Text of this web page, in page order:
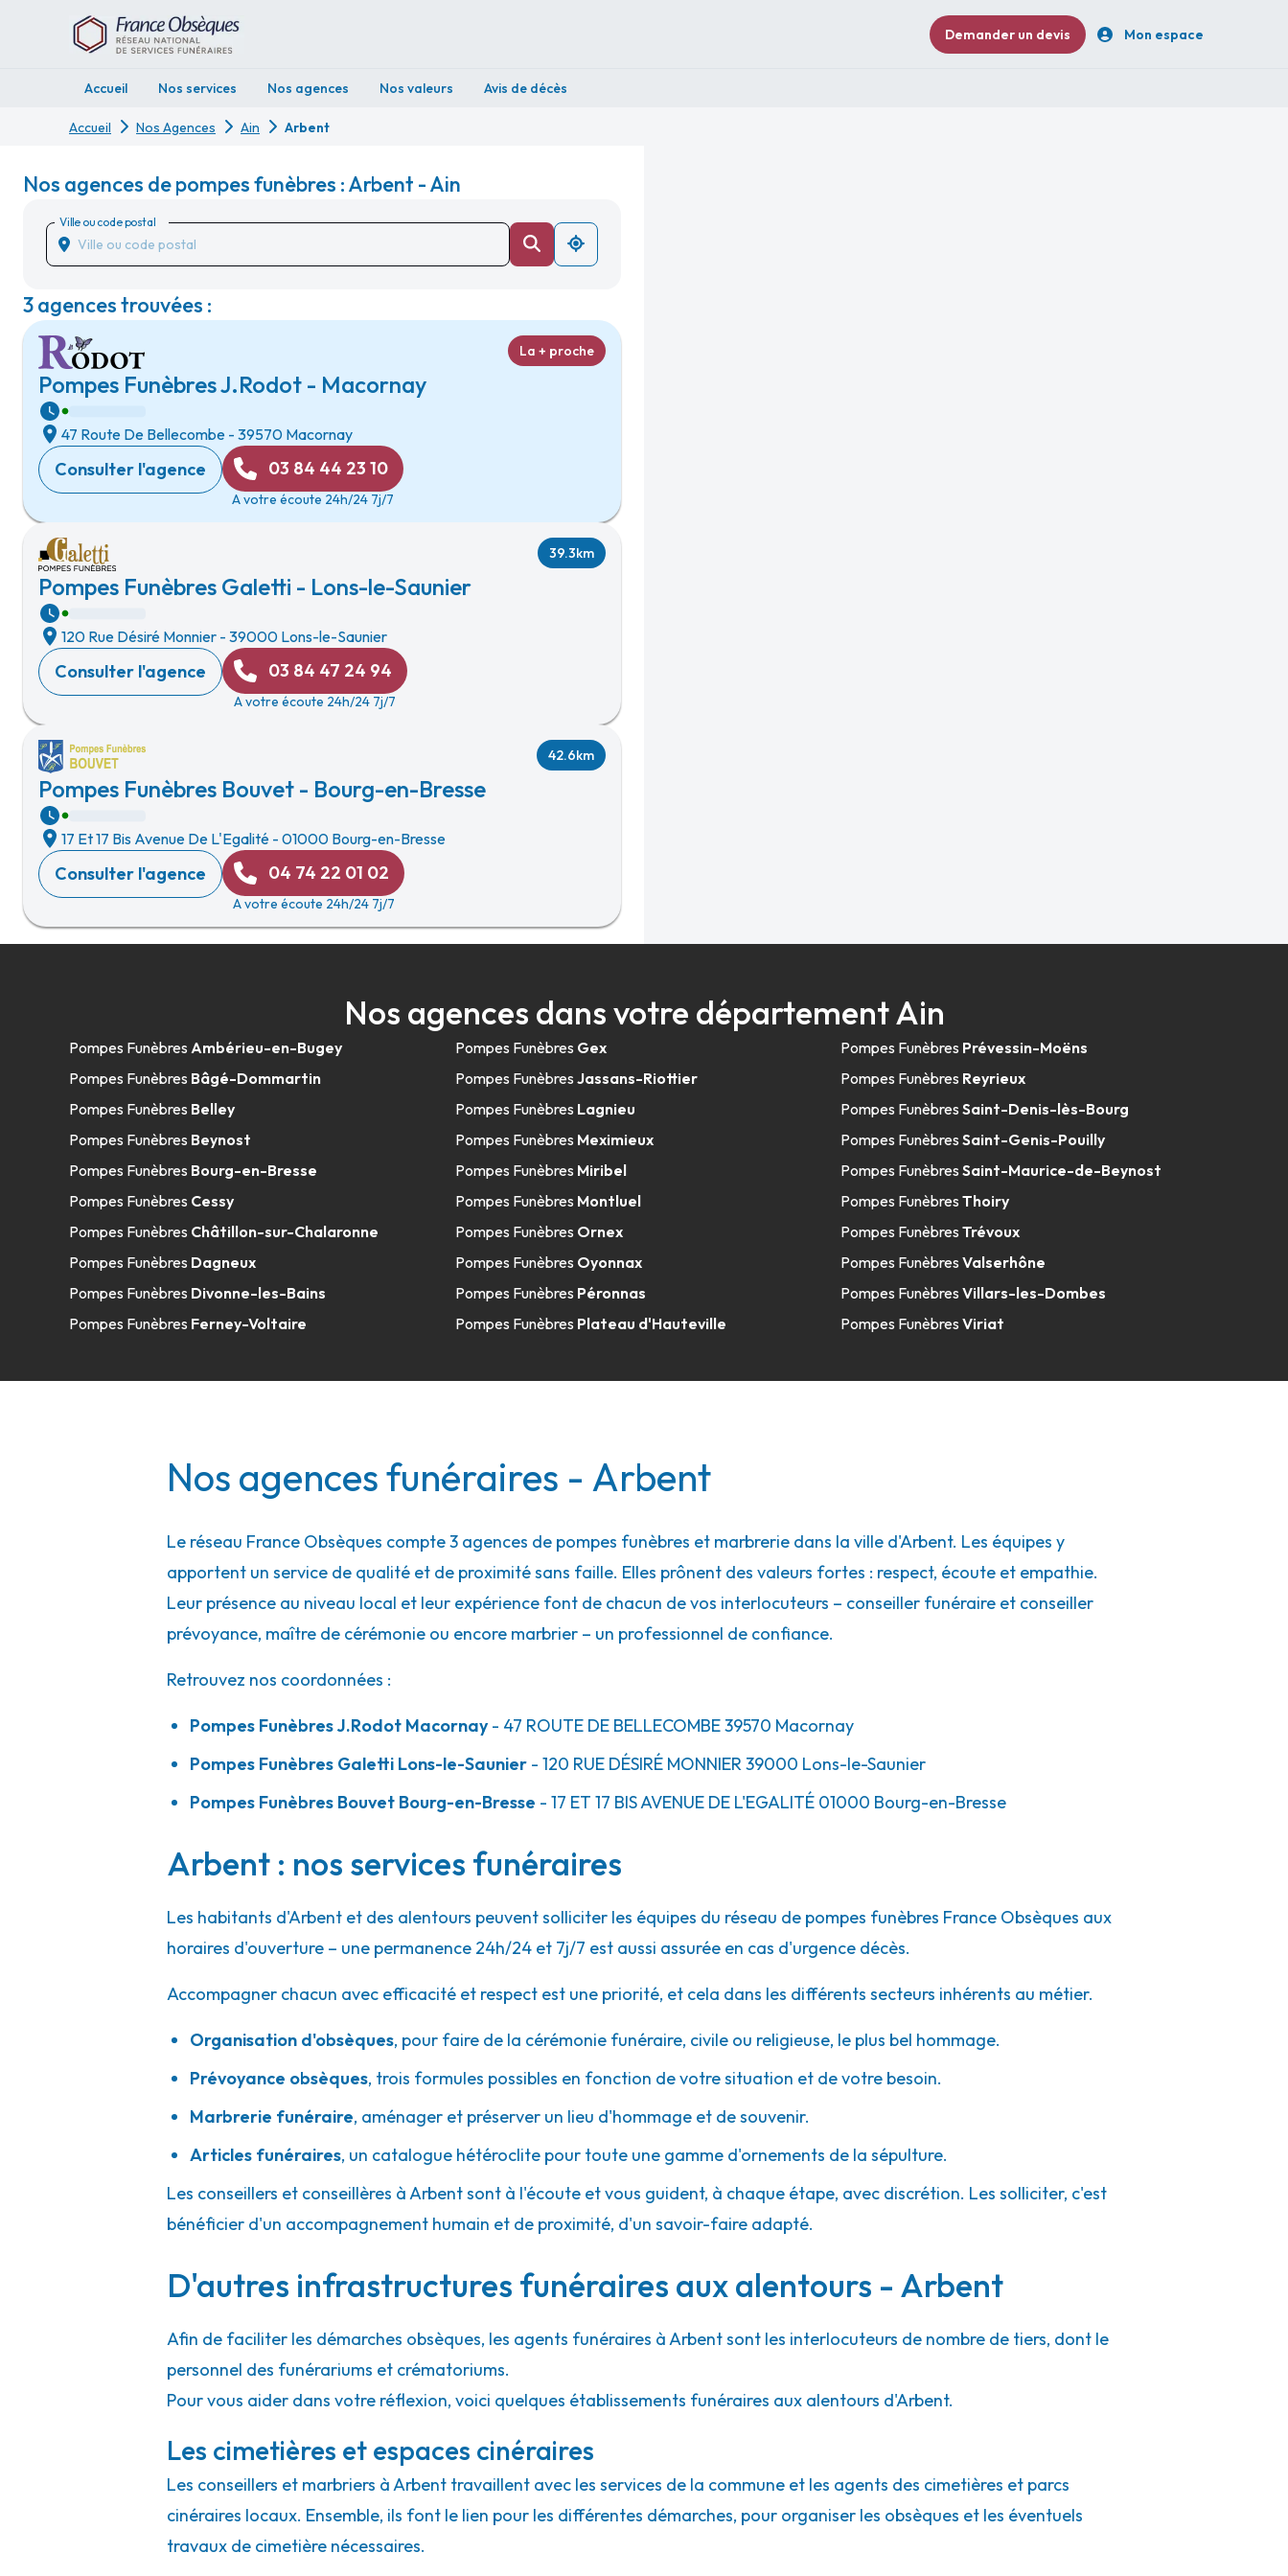
Demander un devis Mon espace
Accueil Nos services Nos agences Nos valeurs Avis de décès
Accueil Nos Agences Ain Arbent
Nos agences de pompes funèbres : Arbent - Ain
Ville ou code postal
3 agences trouvées :
Pompes Funèbres J.Rodot - Macornay
La + proche
47 Route De Bellecombe - 39570 Macornay
Consulter l'agence 03 84 44 23 10
A votre écoute 24h/24 7j/7
Pompes Funèbres Galetti - Lons-le-Saunier
39.3km
120 Rue Désiré Monnier - 39000 Lons-le-Saunier
Consulter l'agence 03 84 47 24 94
A votre écoute 24h/24 7j/7
Pompes Funèbres Bouvet - Bourg-en-Bresse
42.6km
17 Et 17 Bis Avenue De L'Egalité - 01000 Bourg-en-Bresse
Consulter l'agence 04 74 22 01 02
A votre écoute 24h/24 7j/7
Nos agences dans votre département Ain
Pompes Funèbres Ambérieu-en-Bugey
Pompes Funèbres Bâgé-Dommartin
Pompes Funèbres Belley
Pompes Funèbres Beynost
Pompes Funèbres Bourg-en-Bresse
Pompes Funèbres Cessy
Pompes Funèbres Châtillon-sur-Chalaronne
Pompes Funèbres Dagneux
Pompes Funèbres Divonne-les-Bains
Pompes Funèbres Ferney-Voltaire
Pompes Funèbres Gex
Pompes Funèbres Jassans-Riottier
Pompes Funèbres Lagnieu
Pompes Funèbres Meximieux
Pompes Funèbres Miribel
Pompes Funèbres Montluel
Pompes Funèbres Ornex
Pompes Funèbres Oyonnax
Pompes Funèbres Péronnas
Pompes Funèbres Plateau d'Hauteville
Pompes Funèbres Prévessin-Moëns
Pompes Funèbres Reyrieux
Pompes FunèbresSaint-Denis-lès-Bourg
Pompes FunèbresSaint-Genis-Pouilly
Pompes FunèbresSaint-Maurice-de-Beynost
Pompes FunèbresThoiry
Pompes FunèbresTrévoux
Pompes FunèbresValserhône
Pompes FunèbresVillars-les-Dombes
Pompes FunèbresViriat
Nos agences funéraires - Arbent
Le réseau France Obsèques compte 3 agences de pompes funèbres et marbrerie dans la ville d'Arbent. Les équipes y
apportent un service de qualité et de proximité sans faille. Elles prônent des valeurs fortes : respect, écoute et empathie.
Leur présence au niveau local et leur expérience font de chacun de vos interlocuteurs – conseiller funéraire et conseiller
prévoyance, maître de cérémonie ou encore marbrier – un professionnel de confiance.
Retrouvez nos coordonnées :
Pompes Funèbres J.Rodot Macornay- 47 ROUTE DE BELLECOMBE39570 Macornay
Pompes Funèbres Galetti Lons-le-Saunier - 120 RUE DÉSIRÉ MONNIER39000 Lons-le-Saunier
Pompes Funèbres Bouvet Bourg-en-Bresse - 17 ET 17 BIS AVENUE DE L'EGALITÉ 01000 Bourg-en-Bresse
Arbent : nos services funéraires
Les habitants d'Arbent et des alentours peuvent solliciter les équipes du réseau de pompes funèbres France Obsèques aux
horaires d'ouverture – une permanence 24h/24 et 7j/7 est aussi assurée en cas d'urgence décès.
Accompagner chacun avec efficacité et respect est une priorité, et cela dans les différents secteurs inhérents au métier.
Organisation d'obsèques, pour faire de la cérémonie funéraire, civile ou religieuse, le plus bel hommage.
Prévoyance obsèques, trois formules possibles en fonction de votre situation et de votre besoin.
Marbrerie funéraire, aménager et préserver un lieu d'hommage et de souvenir.
Articles funéraires, un catalogue hétéroclite pour toute une gamme d'ornements de la sépulture.
Les conseillers et conseillères à Arbent sont à l'écoute et vous guident, à chaque étape, avec discrétion. Les solliciter, c'est
bénéficier d'un accompagnement humain et de proximité, d'un savoir-faire adapté.
D'autres infrastructures funéraires aux alentours - Arbent
Afin de faciliter les démarches obsèques, les agents funéraires à Arbent sont les interlocuteurs de nombre de tiers, dont le
personnel des funérariums et crématoriums.
Pour vous aider dans votre réflexion, voici quelques établissements funéraires aux alentours d'Arbent.
Les cimetières et espaces cinéraires
Les conseillers et marbriers à Arbent travaillent avec les services de la commune et les agents des cimetières et parcs
cinéraires locaux. Ensemble, ils font le lien pour les différentes démarches, pour organiser les obsèques et les éventuels
travaux de cimetière nécessaires.